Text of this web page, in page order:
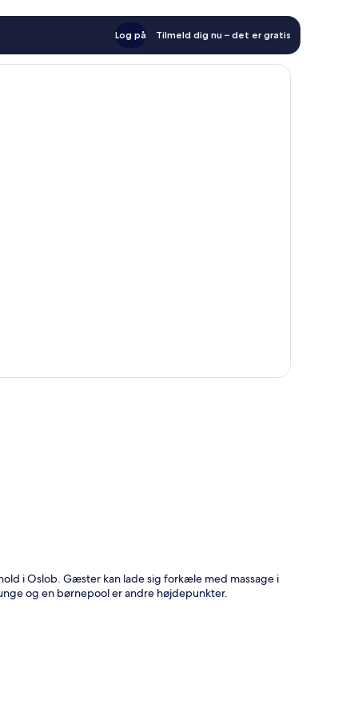
Log på Tilmeld dig nu – det er gratis
i Oslob. Gæster kan lade sig forkæle med massage i
og en børnepool er andre højdepunkter.